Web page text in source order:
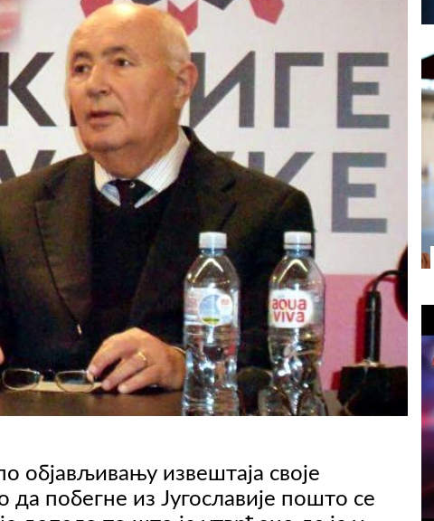
објављивању извештаја своје
побегне из Југославије пошто се